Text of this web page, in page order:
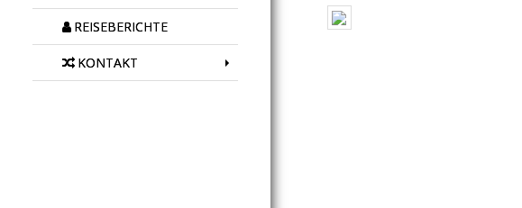
REISEBERICHTE
KONTAKT